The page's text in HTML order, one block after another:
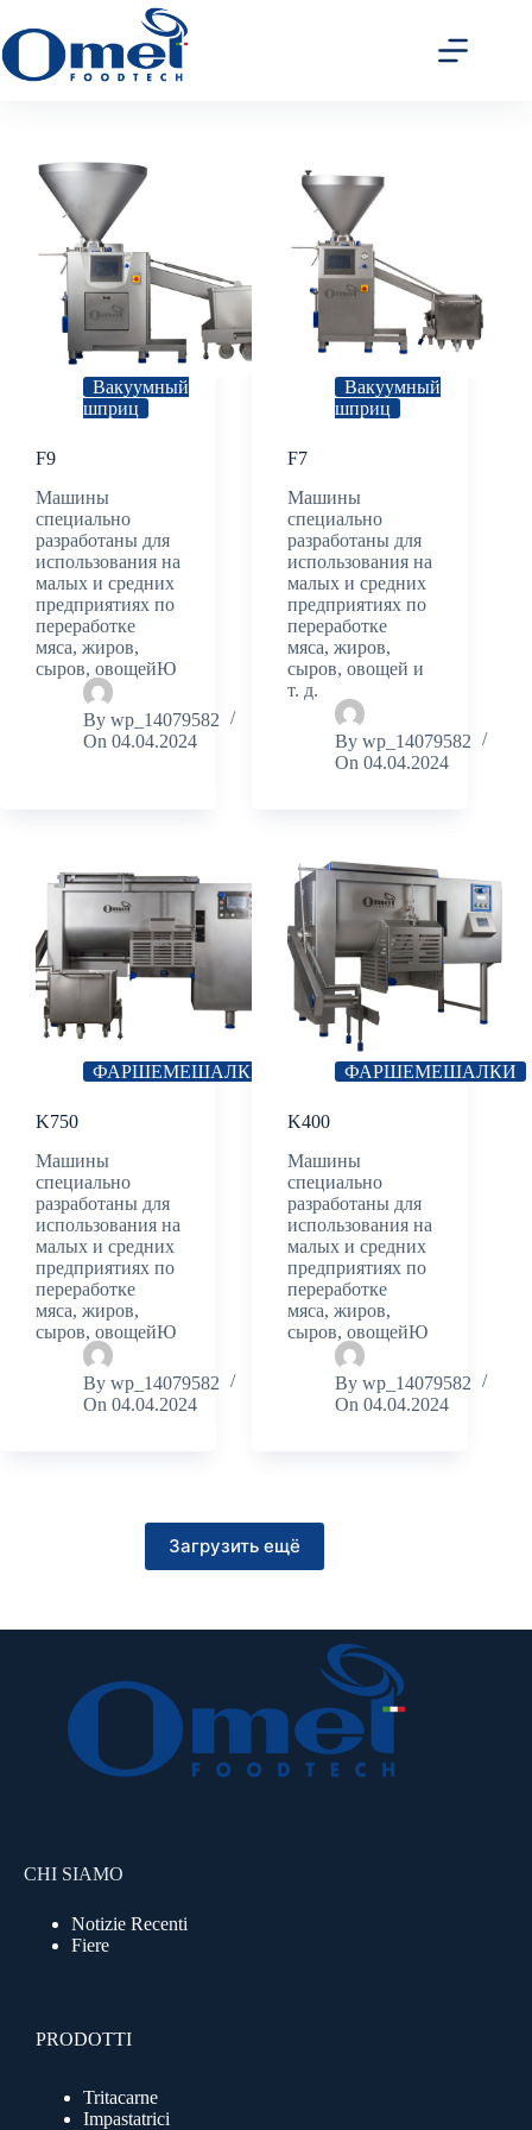
сути
Вакуумный
шприц
F9
Машины
специально
разработаны для
использования на
малых и средних
предприятиях по
переработке
мяса, жиров,
сыров, овощейЮ
By wp_14079582
On 04.04.2024
Вакуумный
шприц
F7
Машины
специально
разработаны для
использования на
малых и средних
предприятиях по
переработке
мяса, жиров,
сыров, овощей и
т. д.
By wp_14079582
On 04.04.2024
ФАРШЕМЕШАЛКИ
K750
Машины
специально
разработаны для
использования на
малых и средних
предприятиях по
переработке
мяса, жиров,
сыров, овощейЮ
By wp_14079582
On 04.04.2024
ФАРШЕМЕШАЛКИ
K400
Машины
специально
разработаны для
использования на
малых и средних
предприятиях по
переработке
мяса, жиров,
сыров, овощейЮ
By wp_14079582
On 04.04.2024
Загрузить ещё
CHI SIAMO
Notizie Recenti
Fiere
PRODOTTI
Tritacarne
Impastatrici